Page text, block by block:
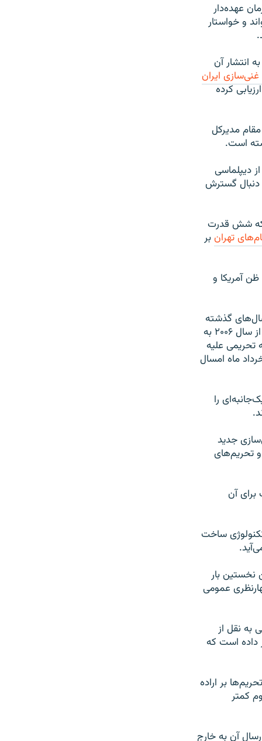
عهده‌دار
و خواستار
انتشار آن
ایران
کرده
مدیرکل
است.
دیپلماسی
دنبال گسترش
که شش قدرت
تهرانبر
آمریکا و
گذشته
اصلی‌ترین چالش در مسئله اتمی ایران بوده است و شورای امنیت سازمان ملل متحده از سال ۲۰۰۶ به
تحریمی علیه
ماه امسال
را
جدید
و تحریم‌های
آن
ساخت
نخستین بار
عمومی
به نقل از
است که
بر اراده
کیلوگرم اورانیوم کمتر
آن به خارج